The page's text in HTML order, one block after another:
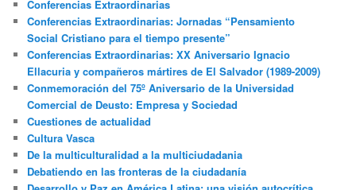
Conferencias Extraordinarias
Conferencias Extraordinarias: Jornadas “Pensamiento
Social Cristiano para el tiempo presente”
Conferencias Extraordinarias: XX Aniversario Ignacio
Ellacuria y compañeros mártires de El Salvador (1989-2009)
Conmemoración del 75º Aniversario de la Universidad
Comercial de Deusto: Empresa y Sociedad
Cuestiones de actualidad
Cultura Vasca
De la multiculturalidad a la multiciudadania
Debatiendo en las fronteras de la ciudadanía